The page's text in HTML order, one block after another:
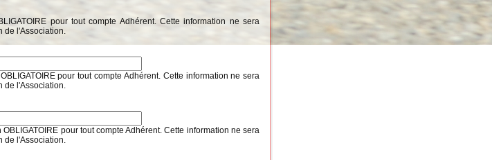
pour tout compte Adhérent. Cette information ne sera
de l'Association.
pour tout compte Adhérent. Cette information ne sera
de l'Association.
pour tout compte Adhérent. Cette information ne sera
de l'Association.